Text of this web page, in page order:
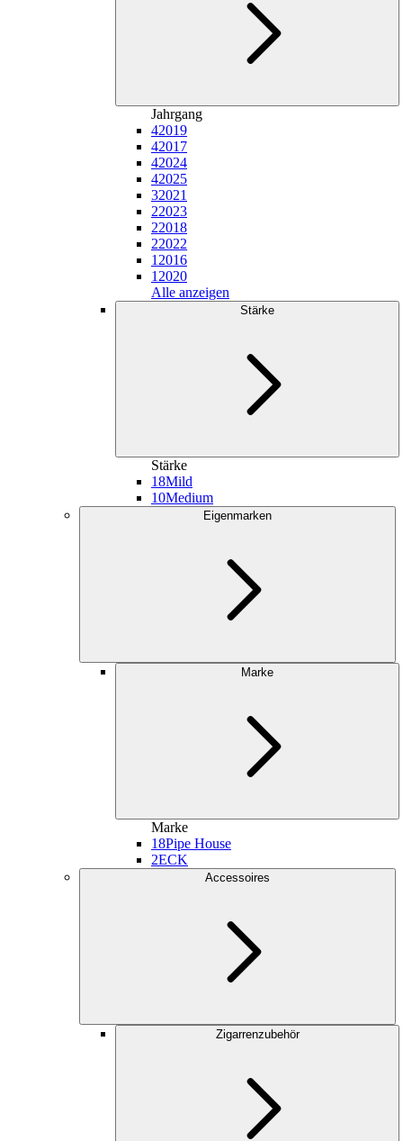
Jahrgang
42019
42017
42024
42025
32021
22023
22018
22022
1 2016
1 2020
Alle anzeigen
Stärke
Stärke
18Mild
10Medium
Eigenmarken
Marke
Marke
18Pipe House
2ECK
Accessoires
Zigarrenzubehör